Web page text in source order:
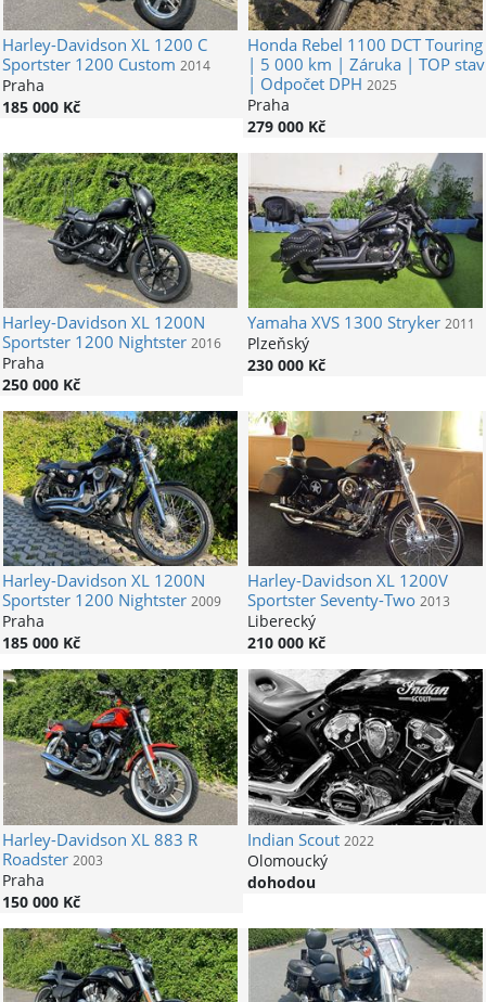
Harley-Davidson XL 1200 C
Sportster 1200 Custom 2014
Praha
185 000 Kč
HondaRebel 1100 DCT Touring
| 5 000 km | Záruka | TOP stav
| Odpočet DPH 2025
Praha
279 000 Kč
Harley-Davidson XL 1200N
Sportster 1200 Nightster 2016
Praha
250 000 Kč
YamahaXVS 1300 Stryker 2011
Plzeňský
230 000 Kč
Harley-Davidson XL 1200N
Sportster 1200 Nightster 2009
Praha
185 000 Kč
Harley-Davidson XL 1200V
Sportster Seventy-Two 2013
Liberecký
210 000 Kč
Harley-Davidson XL 883 R
Roadster 2003
Praha
150 000 Kč
Indian Scout 2022
Olomoucký
dohodou